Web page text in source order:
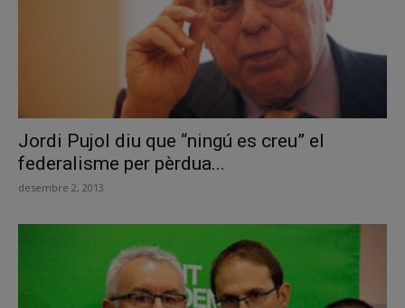
Jordi Pujol diu que “ningú es creu” el
federalisme per pèrdua...
desembre 2, 2013